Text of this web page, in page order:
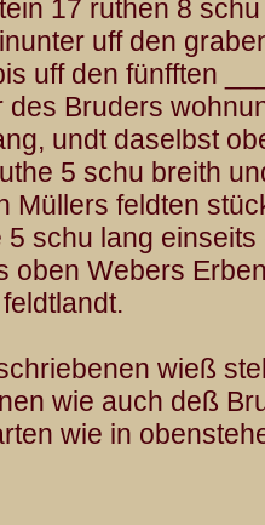
17 ruthen 8
uff den
uff den fünfften
des Bruders
undt daselbst
5 schu breith
Müllers feldten
5 schu lang einseits
oben Webers
wieß
wie auch deß
wie in